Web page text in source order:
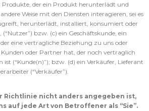
Produkte, der ein Produkt herunterlädt und
Weise mit den Diensten interagieren, sei es
herunterlädt, installiert, konsumiert oder
bzw. (c) ein Geschäftskunde, ein
eine vertragliche Beziehung zu uns oder
oder Partner hat, der noch vertraglich
(“Kunde(n)”); bzw. (d) ein Verkäufer, Lieferant
(“Verkäufer”).
Richtlinie nicht anders angegeben ist,
auf jede Art von Betroffener als “Sie”.